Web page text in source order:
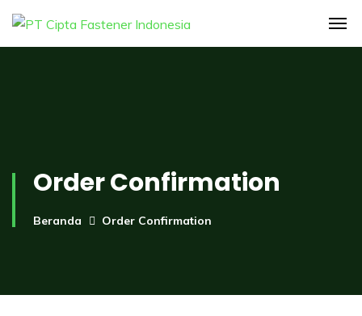
Order Confirmation
Beranda Order Confirmation